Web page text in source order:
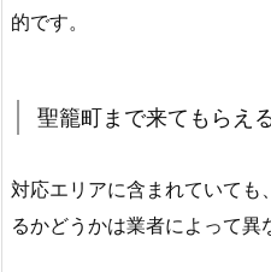
的です。
聖籠町まで来てもらえ
対応エリアに含まれていても
るかどうかは業者によって異